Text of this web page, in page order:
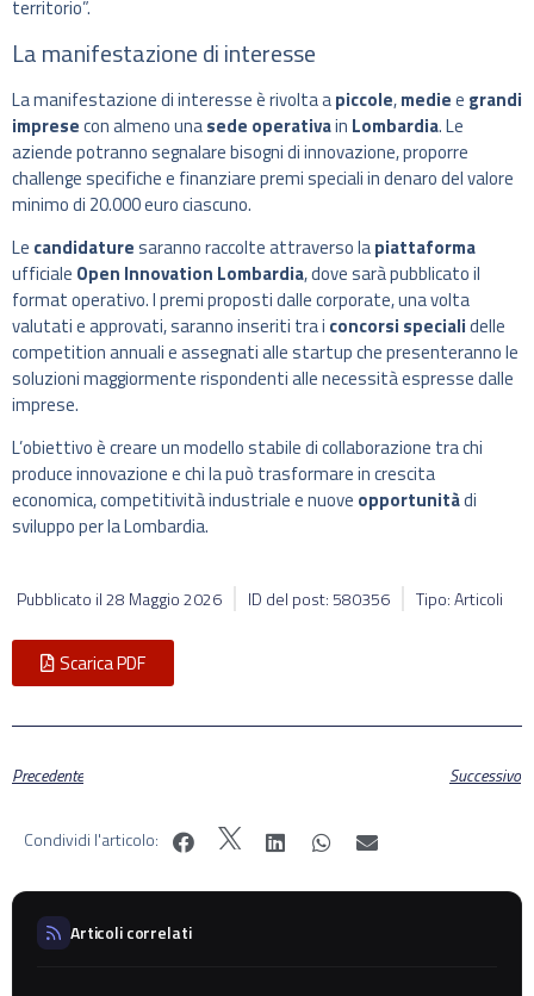
territorio”.
La manifestazione di interesse
La manifestazione di interesse è rivolta apiccole,mediee grandi
impresecon almeno unasede operativain Lombardia. Le
aziende potranno segnalare bisogni di innovazione, proporre
challenge specifiche e finanziare premi speciali in denaro del valore
minimo di 20.000 euro ciascuno.
Le candidaturesaranno raccolte attraverso lapiattaforma
ufficiale Open Innovation Lombardia, dove sarà pubblicato il
format operativo. I premi proposti dalle corporate, una volta
valutati e approvati, saranno inseriti tra i concorsi specialidelle
competition annuali e assegnati alle startup che presenteranno le
soluzioni maggiormente rispondenti alle necessità espresse dalle
imprese.
L’obiettivo è creare un modello stabile di collaborazione tra chi
produce innovazione e chi la può trasformare in crescita
economica, competitività industriale e nuove opportunitàdi
sviluppo per la Lombardia.
Pubblicato il28 Maggio 2026 ID del post: 580356 Tipo: Articoli
Scarica PDF
Precedente Successivo
Condividi l'articolo:
Articoli correlati